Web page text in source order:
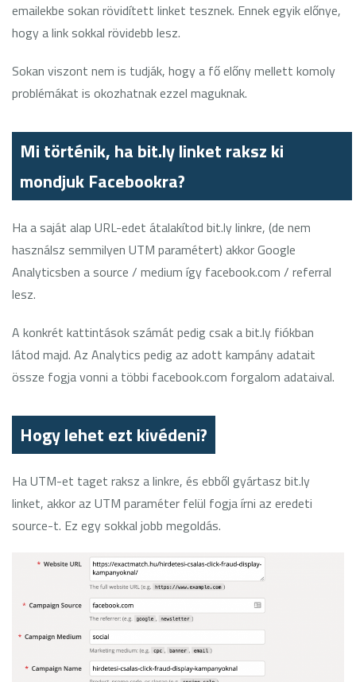
emailekbe sokan rövidített linket tesznek. Ennek egyik előnye,
hogy a link sokkal rövidebb lesz.
Sokan viszont nem is tudják, hogy a fő előny mellett komoly
problémákat is okozhatnak ezzel maguknak.
Mi történik, ha bit.ly linket raksz ki
mondjuk Facebookra?
Ha a saját alap URL-edet átalakítod bit.ly linkre, (de nem
használsz semmilyen UTM paramétert) akkor Google
Analyticsben a source / medium így facebook.com / referral
lesz.
A konkrét kattintások számát pedig csak a bit.ly fiókban
látod majd. Az Analytics pedig az adott kampány adatait
össze fogja vonni a többi facebook.com forgalom adataival.
Hogy lehet ezt kivédeni?
Ha UTM-et taget raksz a linkre, és ebből gyártasz bit.ly
linket, akkor az UTM paraméter felül fogja írni az eredeti
source-t. Ez egy sokkal jobb megoldás.